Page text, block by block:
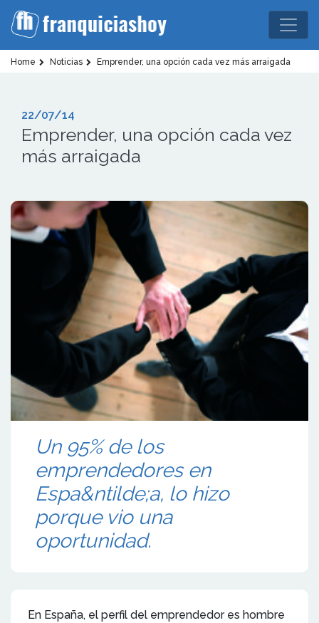
Home Noticias Emprender, una opción cada vez más arraigada
22/07/14
Emprender, una opción cada vez
más arraigada
Un 95% de los
emprendedores en
Espa&ntilde;a, lo hizo
porque vio una
oportunidad.
En España, el perfil del emprendedor es hombre